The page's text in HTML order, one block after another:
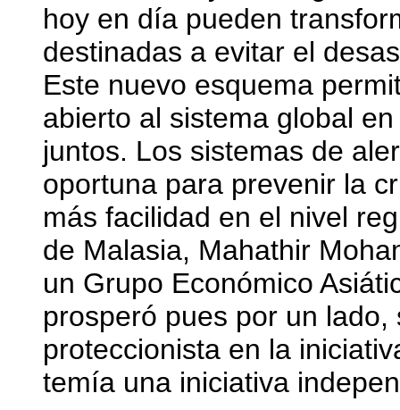
hoy en día pueden
destinadas a evitar el
Este nuevo esquema
abierto al sistema global
juntos. Los sistemas de
oportuna para prevenir la
más facilidad en el nivel
de Malasia, Mahathir
un Grupo Económico
prosperó pues por un
proteccionista en la
temía una iniciativa